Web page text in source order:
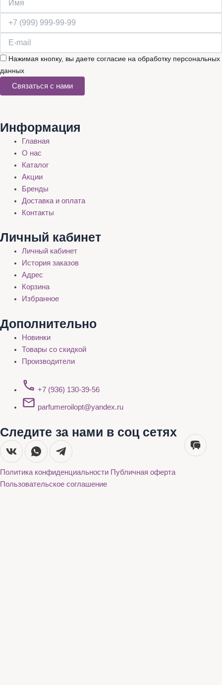
Нажимая кнопку, вы даете согласие на обработку персональных
данных
Связаться с нами
Информация
Главная
О нас
Каталог
Акции
Бренды
Доставка и оплата
Контакты
Личный кабинет
Личный кабинет
История заказов
Адрес
Корзина
Избранное
Дополнительно
Новинки
Товары со скидкой
Производители
+7 (936) 130-39-56
parfumeroilopt@yandex.ru
Следите за нами в соц сетях
Политика конфиденциальности Публичная оферта
Пользовательское соглашение